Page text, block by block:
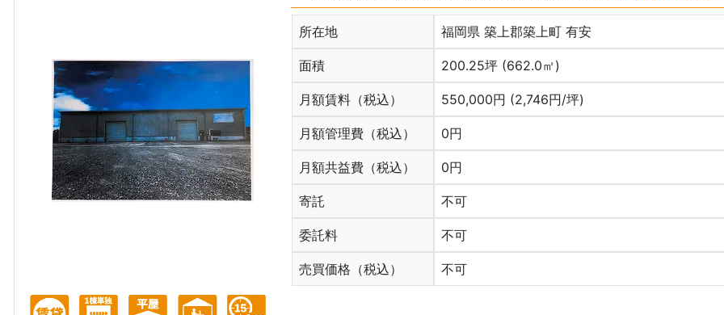
所在地 福岡県 築上郡築上町 有安
面積 200.25坪 (662.0㎡)
月額賃料（税込） 550,000円 (2,746円/坪)
月額管理費（税込） 0円
月額共益費（税込） 0円
寄託 不可
委託料 不可
売買価格（税込） 不可